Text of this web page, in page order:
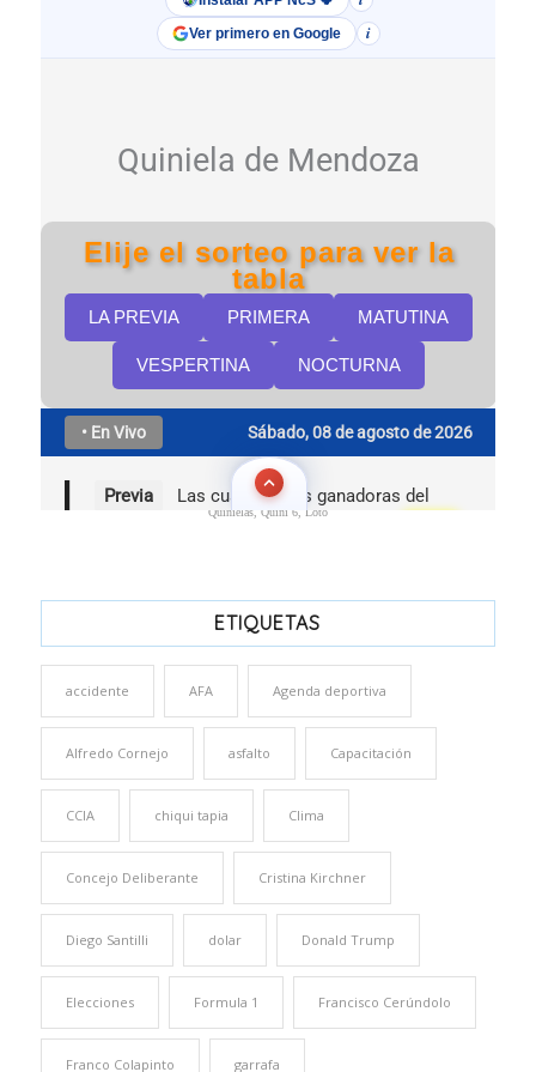
Quinielas, Quini 6, Loto
ETIQUETAS
accidente AFA Agenda deportiva
Alfredo Cornejo asfalto Capacitación
CCIA chiqui tapia Clima
Concejo Deliberante Cristina Kirchner
Diego Santilli dolar Donald Trump
Elecciones Formula 1 Francisco Cerúndolo
Franco Colapinto garrafa